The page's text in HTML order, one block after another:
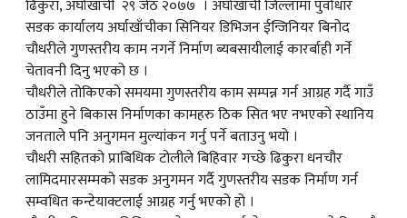
ढिकुरा, अर्घाखाँची २९ जेठ २०७७ । अर्घाखाँची जिल्लामा पुर्वाधार
सडक कार्यालय अर्घाखाँचीका सिनियर डिभिजन ईन्जिनियर बिनोद
चौधरीले गुणस्तरीय काम नगर्ने निर्माण ब्यबसायीलाई कारर्बाही गर्ने
चेतावनी दिनु भएको छ ।
चौधरीले तोकिएको समयमा गुणस्तरीय काम सम्पन्न गर्न आग्रह गर्दै गाउँ
ठाउँमा हुने बिकास निर्माणका कामहरु ठिक सित भए नभएको स्थानिय
जनताले पनि अनुगमन मुल्यांकन गर्नु पर्ने बताउनु भयो ।
चौधरी सहितको प्राबिधिक टोलीले बिहिवार गच्छे ढिकुरा धनचौर
लामिदमारसम्मको सडक अनुगमन गर्दै गुणस्तरीय सडक निर्माण गर्न
सम्वधित कन्टेयाक्टलाई आग्रह गर्नु भएको हो ।